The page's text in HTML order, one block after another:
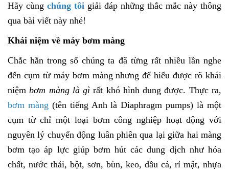
Hãy cùng chúng tôi giải đáp những thắc mắc này thông
qua bài viết này nhé!
Khái niệm về máy bơm màng
Chắc hẳn trong số chúng ta đã từng rất nhiều lần nghe
đến cụm từ máy bơm màng nhưng để hiểu được rõ khái
niệmbơm màng là gì rất khó hình dung được. Thực ra,
bơm màng (tên tiếng Anh là Diaphragm pumps) là một
cụm từ chỉ một loại bơm công nghiệp hoạt động với
nguyên lý chuyển động luân phiên qua lại giữa hai màng
bơm tạo áp lực giúp bơm hút các dung dịch như hóa
chất, nước thải, bột, sơn, bùn, keo, dầu cá, rỉ mật, nhựa